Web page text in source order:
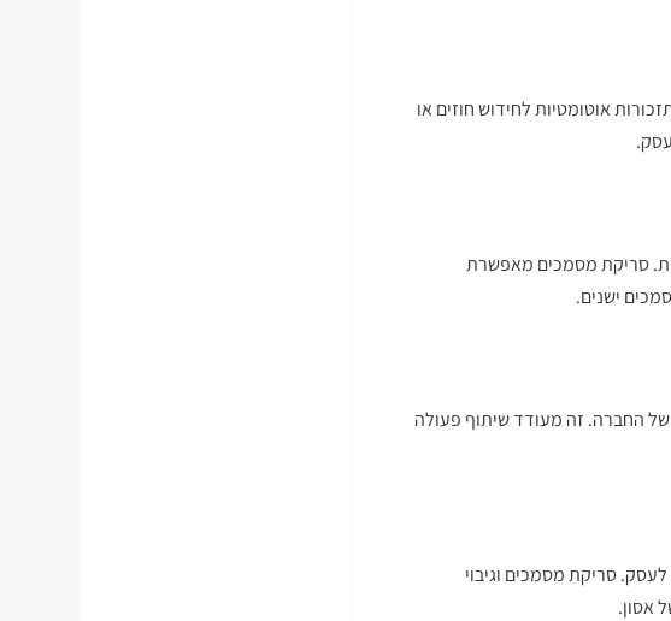
אוטומטיות לחידוש חוזים או
סריקת מסמכים מאפשרת
ישנים.
של החברה. זה מעודד שיתוף פעולה
סריקת מסמכים וגיבוי
אסון.